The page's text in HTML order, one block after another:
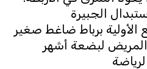
الجبيرة
برباط ضاغط صغير
لبضعة أشهر